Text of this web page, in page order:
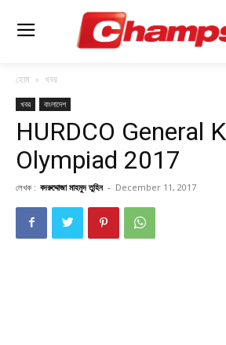
হোম খবর
খবর বাংলাদেশ
HURDCO General
Olympiad 2017
লেখক : বদরুদ্দোজা মাহমুদ তুহিন - December 11, 2017